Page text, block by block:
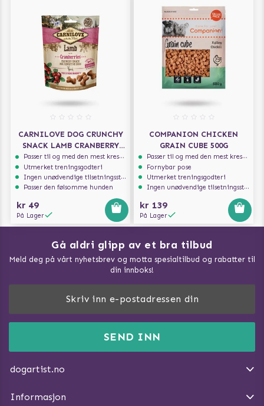
CARNILOVE DOG CRUNCHY
SNACK LAMB CRANBERRY
200G
Passer til og med den mest kresne hunden
Utmerket treningsgodteri
Ingen unødvendige tilsetningsstoffer
Passer den følsomme hunden
kr 49
På Lager
COMPANION CHICKEN
GRAIN CUBE 500G
Passer til og med den mest kresne hunden
Fornybar pose
Utmerket treningsgodteri
Ingen unødvendige tilsetningsstoffer
kr 139
På Lager
Gå aldri glipp av et bra tilbud
Meld deg på vårt nyhetsbrev og motta spesialtilbud og rabatter til
din innboks!
SEND INN
dogartist.no
Dogartist.no eies og driftes av Purefun Org. nr: 918582711
E-post: info@doggie.no
Informasjon
Angre avtalen
Slik måler du din hund